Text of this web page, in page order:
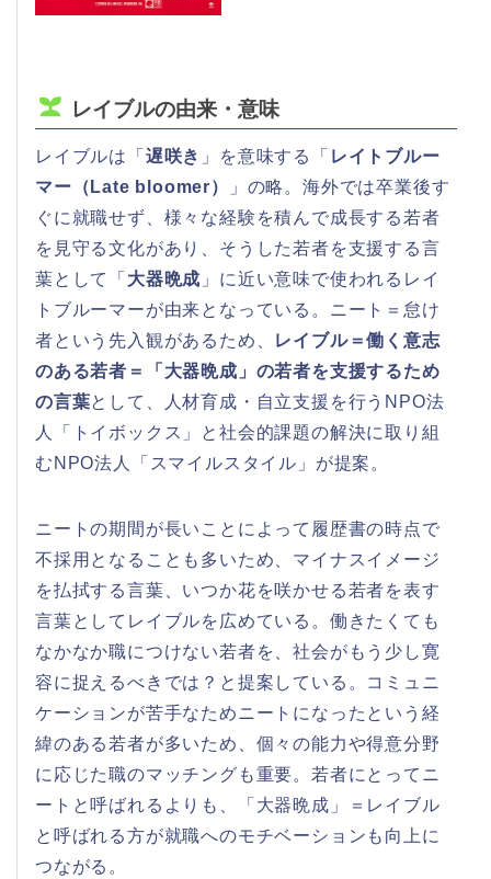
レイブルの由来・意味
レイブルは「 遅咲き 」を意味する「 レイトブルー
マー（Late bloomer）
」の略。海外では卒業後す
ぐに就職せず、様々な経験を積んで成長する若者
を見守る文化があり、そうした若者を支援する言
葉として「 大器晩成 」に近い意味で使われるレイ
トブルーマーが由来となっている。ニート＝怠け
者という先入観があるため、 レイブル＝働く意志
のある若者＝「大器晩成」の若者を支援するため
の言葉として、人材育成・自立支援を行うNPO法
人「トイボックス」と社会的課題の解決に取り組
むNPO法人「スマイルスタイル」が提案。
ニートの期間が長いことによって履歴書の時点で
不採用となることも多いため、マイナスイメージ
を払拭する言葉、いつか花を咲かせる若者を表す
言葉としてレイブルを広めている。働きたくても
なかなか職につけない若者を、社会がもう少し寛
容に捉えるべきでは？と提案している。コミュニ
ケーションが苦手なためニートになったという経
緯のある若者が多いため、個々の能力や得意分野
に応じた職のマッチングも重要。若者にとってニ
ートと呼ばれるよりも、「大器晩成」＝レイブル
と呼ばれる方が就職へのモチベーションも向上に
つながる。